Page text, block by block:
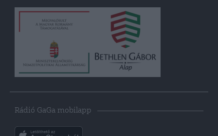
Rádió GaGa mobilapp